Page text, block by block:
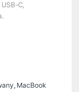
C,
, MacBook